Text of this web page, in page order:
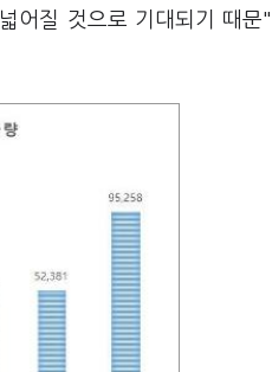
어질 것으로 기대되기 때문